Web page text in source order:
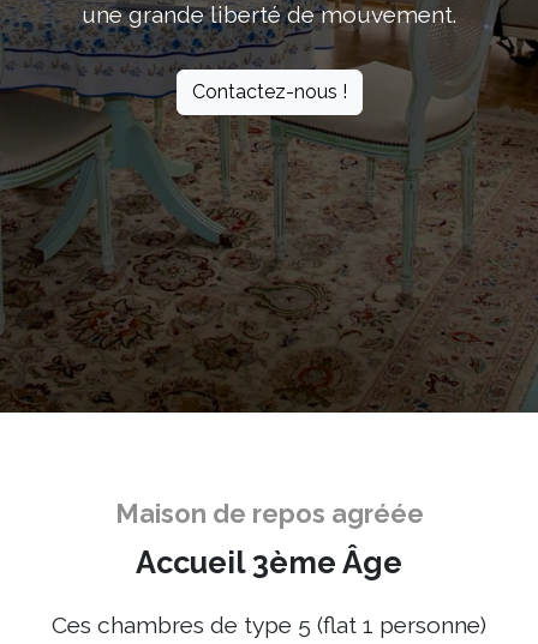
une grande liberté de mouvement.
Contactez-nous !
Maison de repos agréée
Accueil 3ème Âge
Ces chambres de type 5 (flat 1 personne)